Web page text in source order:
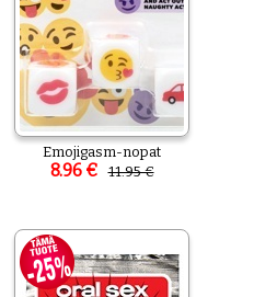
Emojigasm-nopat
8.96 € 11.95 €